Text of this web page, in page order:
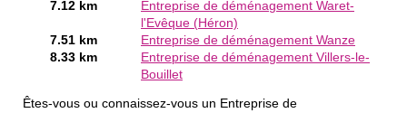
7.12 km
Entreprise de déménagement Waret-
l'Evêque (Héron)
7.51 km
Entreprise de déménagement Wanze
8.33 km
Entreprise de déménagement Villers-le-
Bouillet
Êtes-vous ou connaissez-vous un Entreprise de